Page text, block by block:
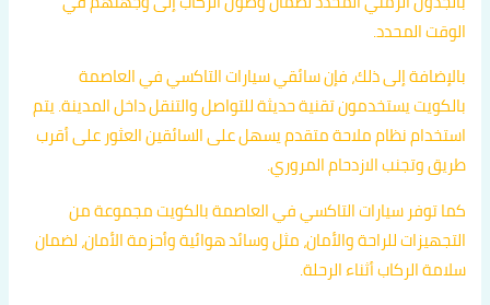
الوقت المحدد.
بالإضافة إلى ذلك، فإن سائقي سيارات التاكسي في العاصمة
بالكويت يستخدمون تقنية حديثة للتواصل والتنقل داخل المدينة. يتم
استخدام نظام ملاحة متقدم يسهل على السائقين العثور على أقرب
طريق وتجنب الازدحام المروري.
كما توفر سيارات التاكسي في العاصمة بالكويت مجموعة من
التجهيزات للراحة والأمان، مثل وسائد هوائية وأحزمة الأمان، لضمان
سلامة الركاب أثناء الرحلة.